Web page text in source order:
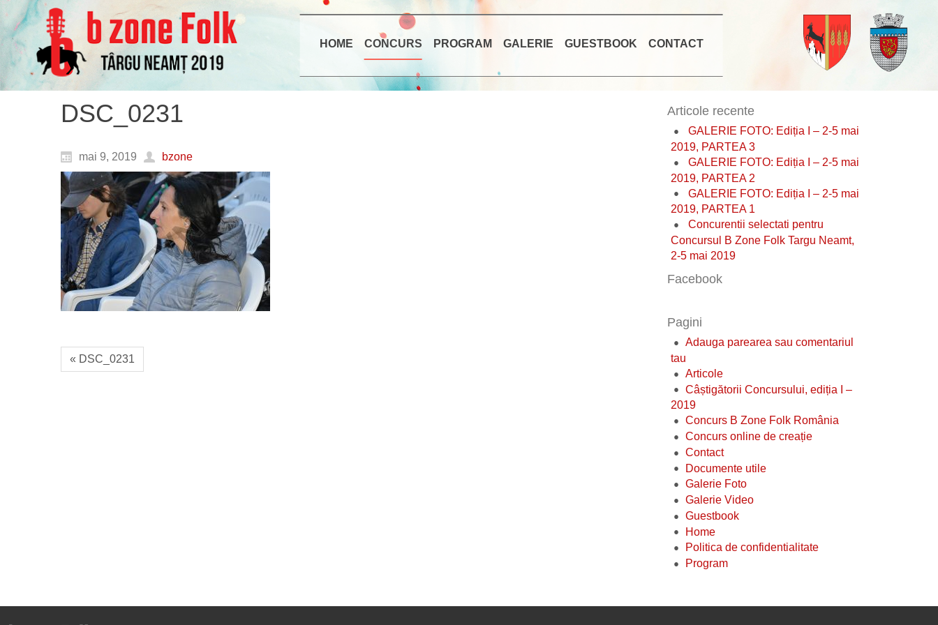
HOME CONCURS PROGRAM GALERIE GUESTBOOK CONTACT
DSC_0231
mai 9, 2019 bzone
« DSC_0231
Articole recente
GALERIE FOTO: Ediția I – 2-5 mai
2019, PARTEA 3
GALERIE FOTO: Ediția I – 2-5 mai
2019, PARTEA 2
GALERIE FOTO: Ediția I – 2-5 mai
2019, PARTEA 1
Concurentii selectati pentru
Concursul B Zone Folk Targu Neamt,
2-5 mai 2019
Facebook
Pagini
Adauga parearea sau comentariul
tau
Articole
Câștigătorii Concursului, ediția I –
2019
Concurs B Zone Folk România
Concurs online de creație
Contact
Documente utile
Galerie Foto
Galerie Video
Guestbook
Home
Politica de confidentialitate
Program